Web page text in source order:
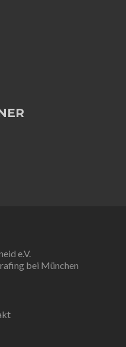
e.V.
bei München